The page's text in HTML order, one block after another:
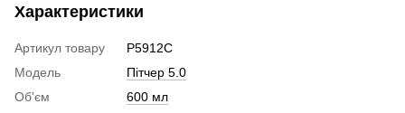
Характеристики
Артикул товару
P5912C
Модель
Пітчер 5.0
Об'єм
600 мл